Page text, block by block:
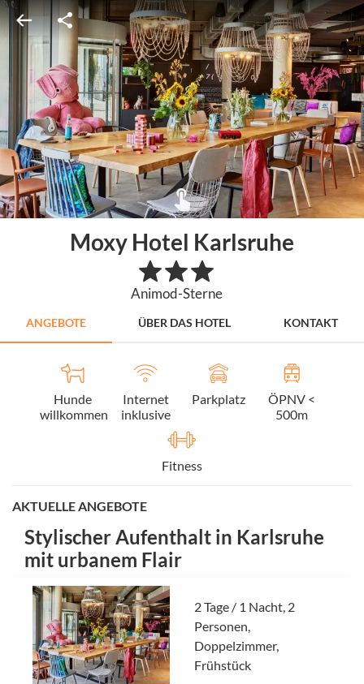
Moxy Hotel Karlsruhe
Animod-Sterne
ANGEBOTE ÜBER DAS HOTEL KONTAKT
Hunde
willkommen
Internet
inklusive
Parkplatz
ÖPNV <
500m
Fitness
AKTUELLE ANGEBOTE
Stylischer Aufenthalt in Karlsruhe
mit urbanem Flair
2 Tage / 1 Nacht, 2
Personen,
Doppelzimmer,
Frühstück